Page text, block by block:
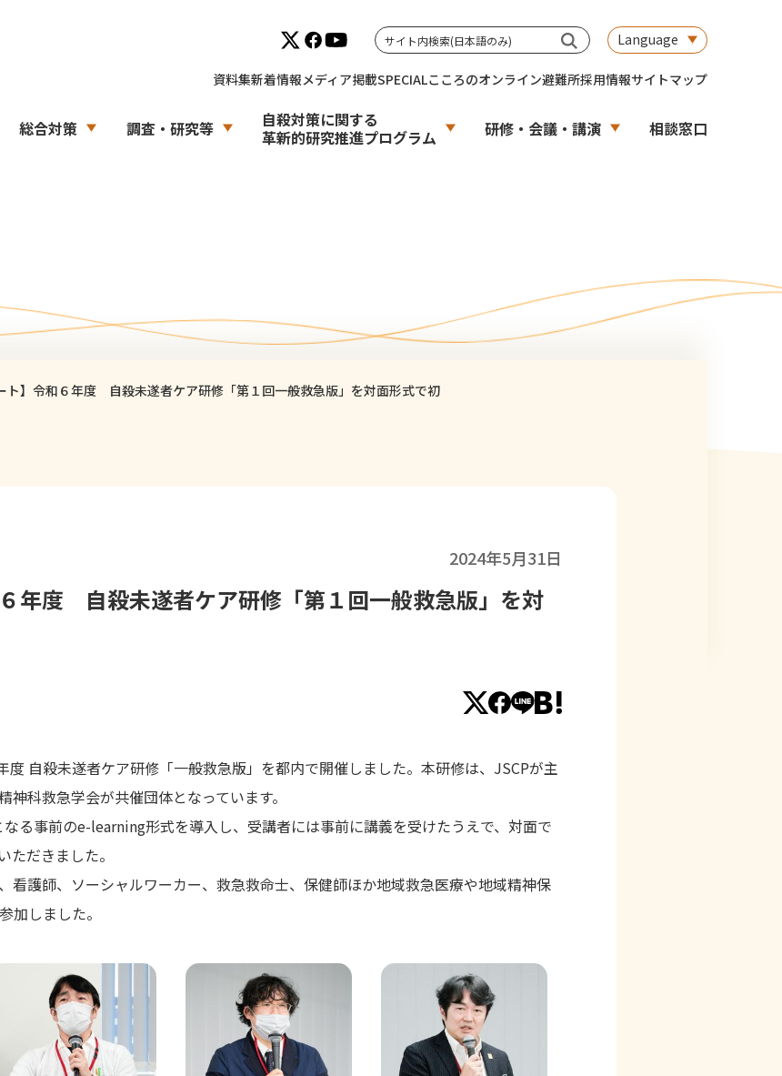
Language
資料集新着情報メディア掲載SPECIALこころのオンライン避難所採用情報サイトマップ
総合対策 調査・研究等
自殺対策に関する
革新的研究推進プログラム
研修・会議・講演 相談窓口
ト】令和６年度 自殺未遂者ケア研修「第１回一般救急版」を対面形式で初
2024年5月31日
６年度 自殺未遂者ケア研修「第１回一般救急版」を対
度 自殺未遂者ケア研修「一般救急版」を都内で開催しました。本研修は、 JSCPが主
科救急学会が共催団体となっています。
る事前のe-learning形式を導入し、受講者には事前に講義を受けたうえで、対面で
ただきました。
看護師、ソーシャルワーカー、救急救命士、保健師ほか地域救急医療や地域精神保
加しました。